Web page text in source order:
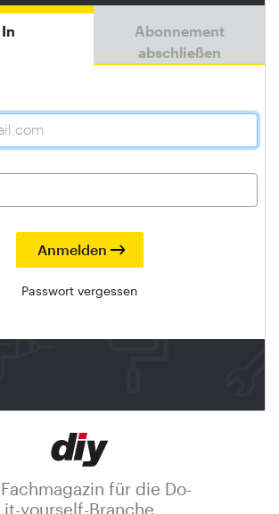
Abonnement
abschließen
Passwort vergessen
für die Do-
it-yourself-Branche